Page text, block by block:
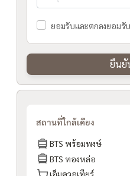
ยอมรับและตกลงยอมรับ
ยืนยั
สถานที่ใกล้เคียง
BTS พร้อมพงษ์
BTS ทองหล่อ
เอ็มควอเทียร์